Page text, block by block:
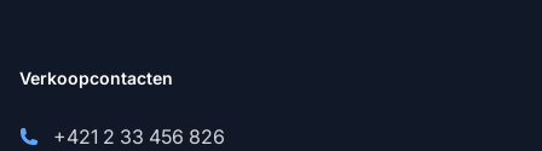
Verkoopcontacten
+421 2 33 456 826